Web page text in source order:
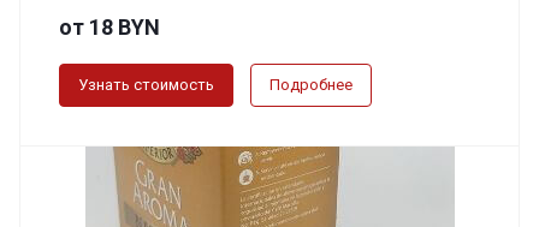
от 18 BYN
Узнать стоимость Подробнее